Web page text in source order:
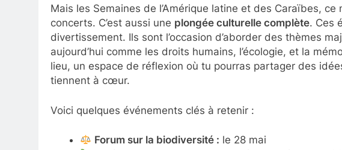
Mais les Semaines de l’Amérique latine et des Caraïbes,
concerts. C’est aussi une plongée culturelle complète. Ces
divertissement. Ils sont l’occasion d’aborder des thèmes
aujourd’hui comme les droits humains, l’écologie, et la
lieu, un espace de réflexion où tu pourras partager des
tiennent à cœur.
Voici quelques événements clés à retenir :
Forum sur la biodiversité : le 28 mai